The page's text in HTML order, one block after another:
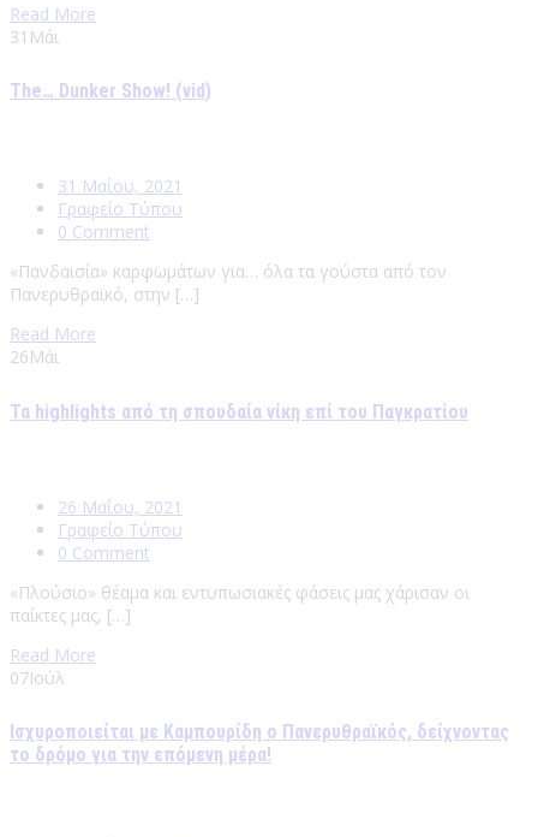
Read More
31 Μάι
The… Dunker Show! (vid)
31 Μαΐου, 2021
Γραφείο Τύπου
0 Comment
«Πανδαισία» καρφωμάτων για… όλα τα γούστα από τον
Πανερυθραϊκό, στην […]
Read More
26Μάι
Τα highlights από τη σπουδαία νίκη επί του Παγκρατίου
26 Μαΐου, 2021
Γραφείο Τύπου
0 Comment
«Πλούσιο» θέαμα και εντυπωσιακές φάσεις μας χάρισαν οι
παίκτες μας, […]
Read More
07Ιούλ
Ισχυροποιείται με Καμπουρίδη ο Πανερυθραϊκός, δείχνοντας
το δρόμο για την επόμενη μέρα!